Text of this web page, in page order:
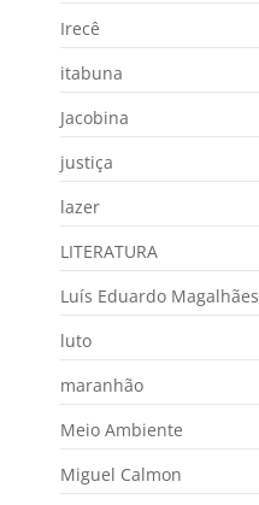
Irecê
itabuna
Jacobina
justiça
lazer
LITERATURA
Luís Eduardo Magalhães
luto
maranhão
Meio Ambiente
Miguel Calmon